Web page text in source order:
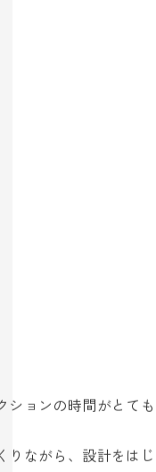
ションの時間がとて
りながら、設計をは